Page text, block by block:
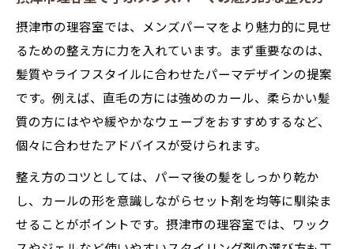
摂津市の理容室では、メンズパーマをより魅力的に見せ
るための整え方に力を入れています。まず重要なのは、
髪質やライフスタイルに合わせたパーマデザインの提案
です。例えば、直毛の方には強めのカール、柔らかい髪
質の方にはやや緩やかなウェーブをおすすめするなど、
個々に合わせたアドバイスが受けられます。
整え方のコツとしては、パーマ後の髪をしっかり乾か
し、カールの形を意識しながらセット剤を均等に馴染ま
せることがポイントです。摂津市の理容室では、ワック